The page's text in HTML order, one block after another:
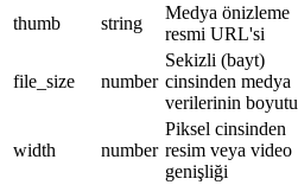
thumb
string
Medya önizleme
resmi URL'si
file_size number
Sekizli (bayt)
cinsinden medya
verilerinin boyutu
width number
Piksel cinsinden
resim veya video
genişliği